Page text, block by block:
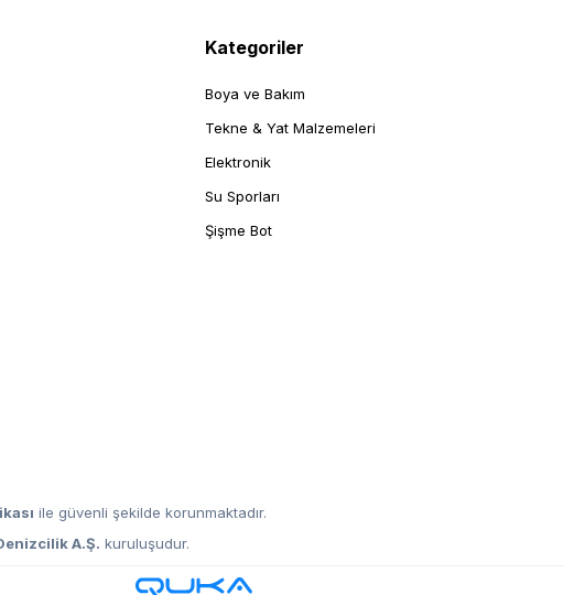
Kategoriler
Boya ve Bakım
Tekne & Yat Malzemeleri
Elektronik
Su Sporları
Şişme Bot
ile güvenli şekilde korunmaktadır.
A.Ş. kuruluşudur.